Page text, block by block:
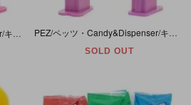
SOLD OUT